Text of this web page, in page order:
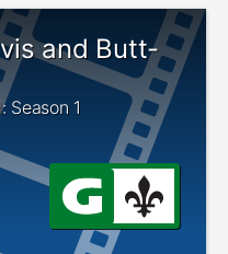
and Butt-
Season 1